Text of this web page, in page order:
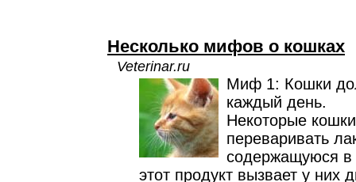
Несколько мифов о кошках
Veterinar.ru
Миф 1: Кошки
каждый день.
Некоторые
переваривать
содержащуюся в
этот продукт вызвает у них